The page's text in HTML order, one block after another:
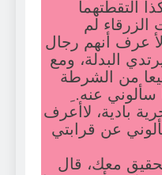
التقطتهما
الزرقاء لم
عرف أنهم رجال
البدلة، ومع
من الشرطة
سألوني عنه.
بادية، لاأعرف
عن قرابتي
معك، قال